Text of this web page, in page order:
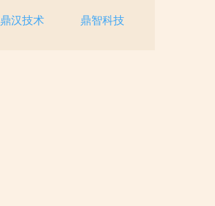
鼎汉技术 鼎智科技